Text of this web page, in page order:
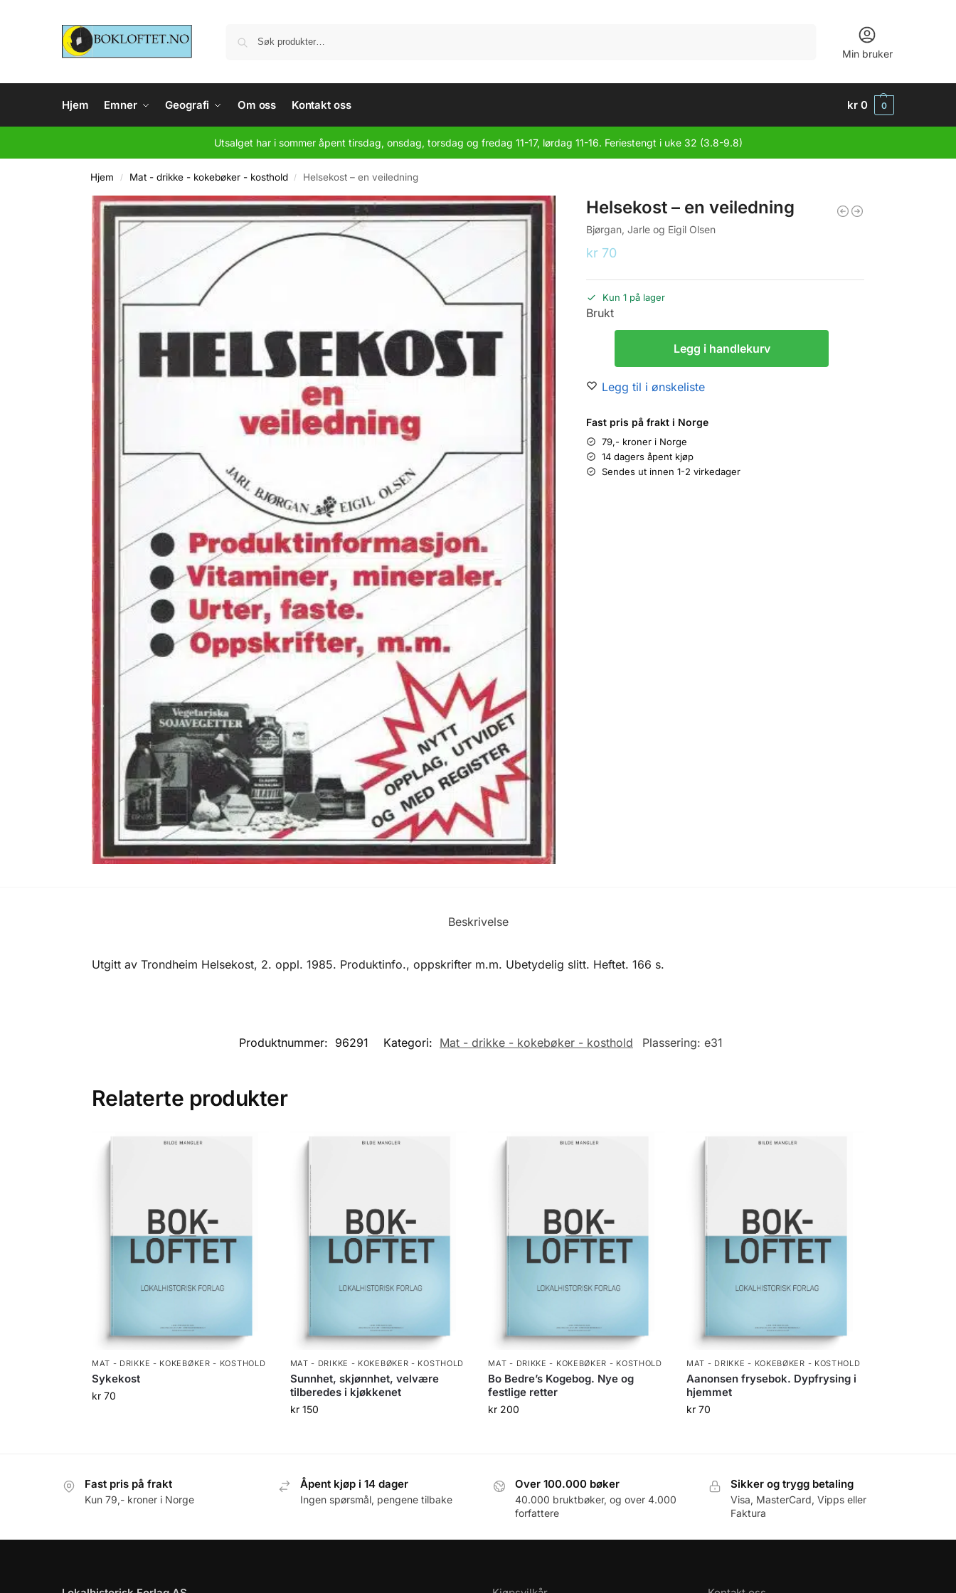
Min bruker
Hjem Emner Geografi Om oss Kontakt oss kr 0 0
Utsalget har i sommer åpent tirsdag, onsdag, torsdag og fredag 11-17, lørdag 11-16. Feriestengt i uke 32 (3.8-9.8)
Hjem / Mat - drikke - kokebøker - kosthold / Helsekost – en veiledning
Helsekost – en veiledning
Bjørgan, Jarle og Eigil Olsen
kr 70
Kun 1 på lager
Brukt
Legg i handlekurv
Legg til i ønskeliste
Fast pris på frakt i Norge
79,- kroner i Norge
14 dagers åpent kjøp
Sendes ut innen 1-2 virkedager
Beskrivelse
Utgitt av Trondheim Helsekost, 2. oppl. 1985. Produktinfo., oppskrifter m.m. Ubetydelig slitt. Heftet. 166 s.
Produktnummer: 96291 Kategori: Mat - drikke - kokebøker - kosthold Plassering: e31
Relaterte produkter
MAT - DRIKKE - KOKEBØKER - KOSTHOLD
Sykekost
kr70
MAT - DRIKKE - KOKEBØKER - KOSTHOLD
Sunnhet, skjønnhet, velvære
tilberedes i kjøkkenet
kr150
MAT - DRIKKE - KOKEBØKER - KOSTHOLD
Bo Bedre’s Kogebog. Nye og
festlige retter
kr 200
MAT - DRIKKE - KOKEBØKER - KOSTHOLD
Aanonsen frysebok. Dypfrysing i
hjemmet
kr 70
Fast pris på frakt
Kun 79,- kroner i Norge
Åpent kjøp i 14 dager
Ingen spørsmål, pengene tilbake
Over 100.000 bøker
40.000 bruktbøker, og over 4.000
forfattere
Sikker og trygg betaling
Visa, MasterCard, Vipps eller
Faktura